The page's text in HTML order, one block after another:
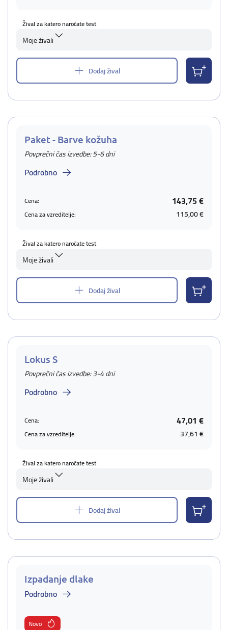
Žival za katero naročate test
Moje živali
Dodaj žival
Paket - Barve kožuha
Povprečni čas izvedbe: 5-6 dni
Podrobno
Cena: 143,75 €
Cena za vzreditelje: 115,00 €
Žival za katero naročate test
Moje živali
Dodaj žival
Lokus S
Povprečni čas izvedbe: 3-4 dni
Podrobno
Cena: 47,01 €
Cena za vzreditelje: 37,61 €
Žival za katero naročate test
Moje živali
Dodaj žival
Izpadanje dlake
Podrobno
Novo